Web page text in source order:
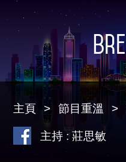
主頁 節目重溫
主持 : 莊思敏